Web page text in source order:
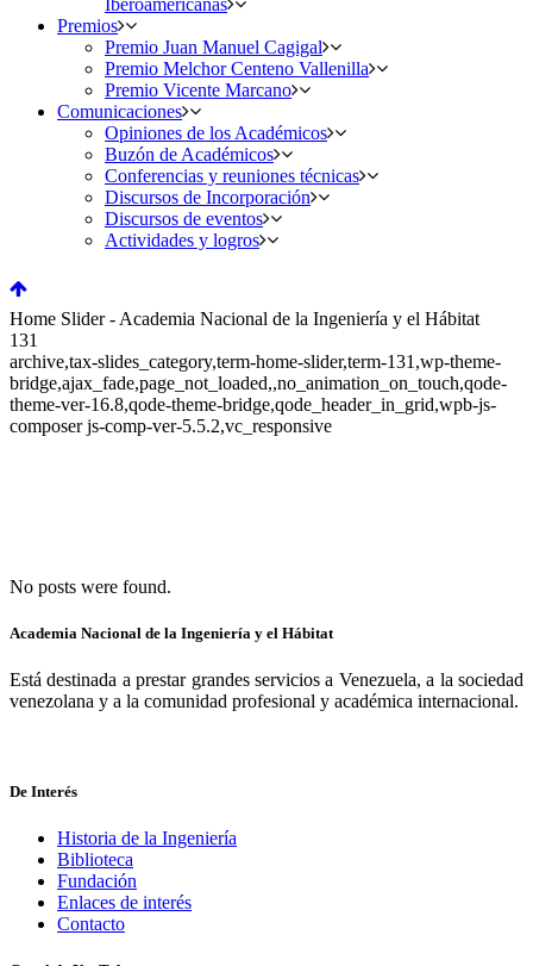
Iberoamericanas
Premios
Premio Juan Manuel Cagigal
Premio Melchor Centeno Vallenilla
Premio Vicente Marcano
Comunicaciones
Opiniones de los Académicos
Buzón de Académicos
Conferencias y reuniones técnicas
Discursos de Incorporación
Discursos de eventos
Actividades y logros
Home Slider - Academia Nacional de la Ingeniería y el Hábitat
131
archive,tax-slides_category,term-home-slider,term-131,wp-theme-
bridge,ajax_fade,page_not_loaded,,no_animation_on_touch,qode-
theme-ver-16.8,qode-theme-bridge,qode_header_in_grid,wpb-js-
composer js-comp-ver-5.5.2,vc_responsive
No posts were found.
Academia Nacional de la Ingeniería y el Hábitat
Está destinada a prestar grandes servicios a Venezuela, a la sociedad
venezolana y a la comunidad profesional y académica internacional.
De Interés
Historia de la Ingeniería
Biblioteca
Fundación
Enlaces de interés
Contacto